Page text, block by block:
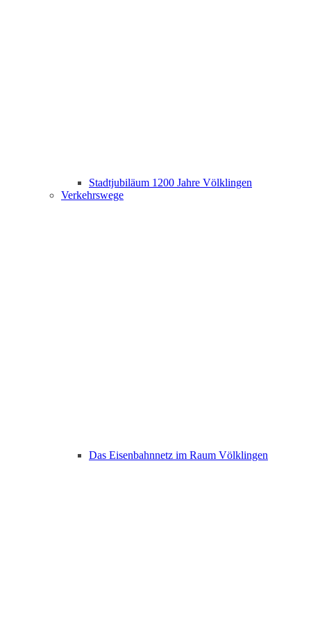
Stadtjubiläum 1200 Jahre Völklingen
Verkehrswege
Das Eisenbahnnetz im Raum Völklingen